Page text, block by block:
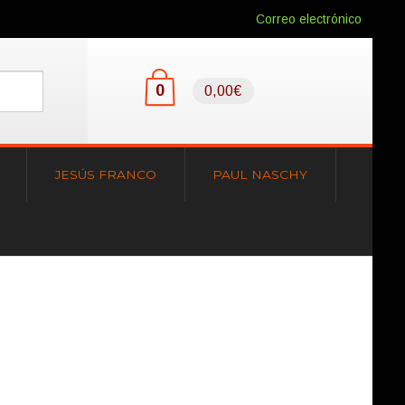
Correo electrónico
0 0,00€
JESÚS FRANCO PAUL NASCHY